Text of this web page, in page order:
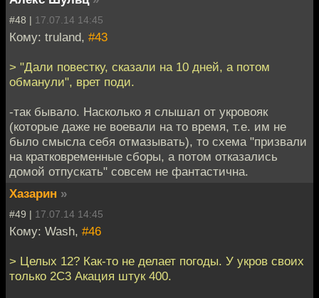
#48 | 17.07.14 14:45
Кому: truland, #43
> "Дали повестку, сказали на 10 дней, а потом
обманули", врет поди.
-так бывало. Насколько я слышал от укровояк
(которые даже не воевали на то время, т.е. им не
было смысла себя отмазывать), то схема "призвали
на кратковременные сборы, а потом отказались
домой отпускать" совсем не фантастична.
Хазарин »
#49 | 17.07.14 14:45
Кому: Wash, #46
> Целых 12? Как-то не делает погоды. У укров своих
только 2С3 Акация штук 400.